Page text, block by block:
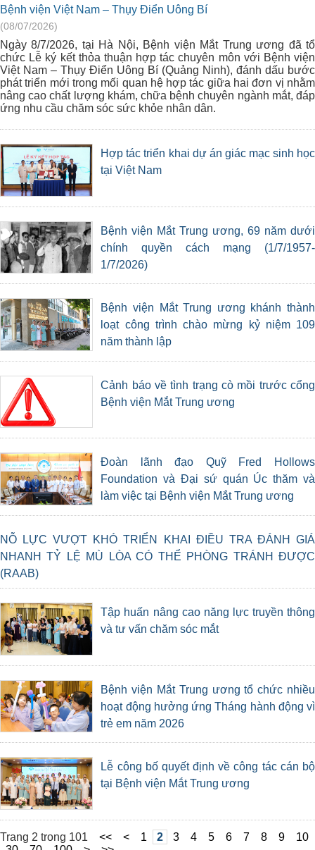
Bệnh viện Việt Nam – Thụy Điển Uông Bí
(08/07/2026)
Ngày 8/7/2026, tại Hà Nội, Bệnh viện Mắt Trung ương đã tổ
chức Lễ ký kết thỏa thuận hợp tác chuyên môn với Bệnh viện
Việt Nam – Thụy Điển Uông Bí (Quảng Ninh), đánh dấu bước
phát triển mới trong mối quan hệ hợp tác giữa hai đơn vị nhằm
nâng cao chất lượng khám, chữa bệnh chuyên ngành mắt, đáp
ứng nhu cầu chăm sóc sức khỏe nhân dân.
Hợp tác triển khai dự án giác mạc sinh học
tại Việt Nam
Bệnh viện Mắt Trung ương, 69 năm dưới
chính quyền cách mạng (1/7/1957-
1/7/2026)
Bệnh viện Mắt Trung ương khánh thành
loạt công trình chào mừng kỷ niệm 109
năm thành lập
Cảnh báo về tình trạng cò mồi trước cổng
Bệnh viện Mắt Trung ương
Đoàn lãnh đạo Quỹ Fred Hollows
Foundation và Đại sứ quán Úc thăm và
làm việc tại Bệnh viện Mắt Trung ương
NỖ LỰC VƯỢT KHÓ TRIỂN KHAI ĐIỀU TRA ĐÁNH GIÁ
NHANH TỶ LỆ MÙ LÒA CÓ THỂ PHÒNG TRÁNH ĐƯỢC
(RAAB)
Tập huấn nâng cao năng lực truyền thông
và tư vấn chăm sóc mắt
Bệnh viện Mắt Trung ương tổ chức nhiều
hoạt động hưởng ứng Tháng hành động vì
trẻ em năm 2026
Lễ công bố quyết định về công tác cán bộ
tại Bệnh viện Mắt Trung ương
Trang 2 trong 101 << < 1 2 3 4 5 6 7 8 9
10